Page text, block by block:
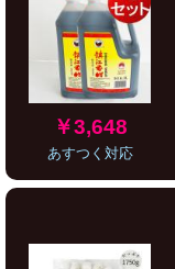
￥3,648
あすつく対応